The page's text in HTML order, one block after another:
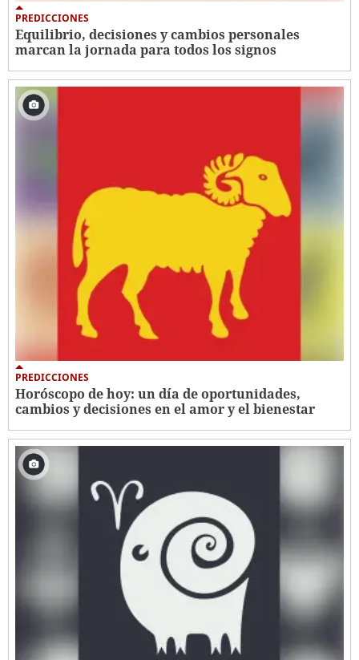
PREDICCIONES
Equilibrio, decisiones y cambios personales
marcan la jornada para todos los signos
PREDICCIONES
Horóscopo de hoy: un día de oportunidades,
cambios y decisiones en el amor y el bienestar